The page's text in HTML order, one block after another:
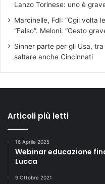
Lanzo Torinese: uno è
Marcinelle, FdI: “Cgil volta
“Falso”. Meloni: “Gesto
Sinner parte per gli Usa,
saltare anche Cincinnati
Articoli più letti
16 Aprile 2025
Webinar educazione
Lucca
9 Ottobre 2021